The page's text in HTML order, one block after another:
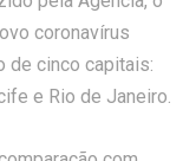
coronavírus
de cinco capitais:
e Rio de Janeiro.